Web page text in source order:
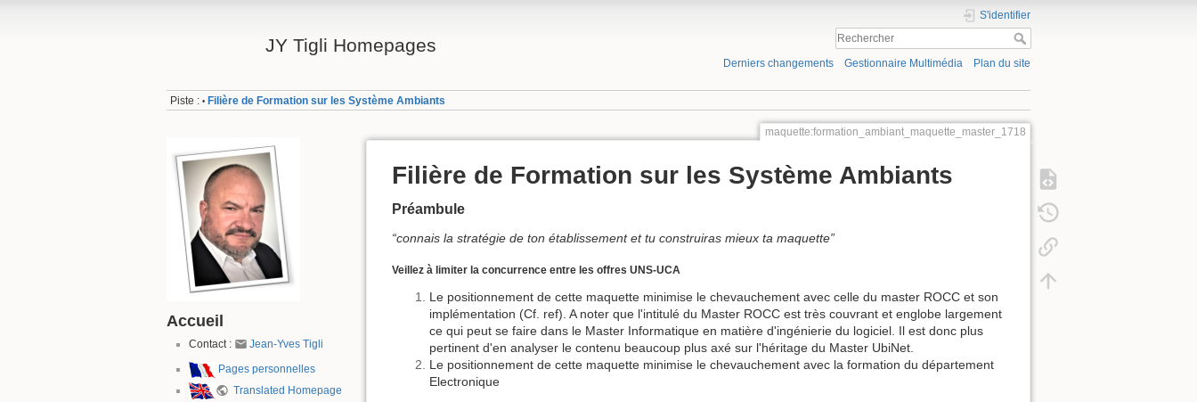
JY Tigli Homepages
S'identifier
Derniers changements Gestionnaire Multimédia Plan du site
Piste : • Filière de Formation sur les Système Ambiants
Accueil
Contact : Jean-Yves Tigli
Pages personnelles
Translated Homepage
maquette:formation_ambiant_maquette_master_1718
Filière de Formation sur les Système Ambiants
Préambule
“connais la stratégie de ton établissement et tu construiras mieux ta maquette”
Veillez à limiter la concurrence entre les offres UNS-UCA
Le positionnement de cette maquette minimise le chevauchement avec celle du master ROCC et son
implémentation (Cf. ref). A noter que l'intitulé du Master ROCC est très couvrant et englobe largement
ce qui peut se faire dans le Master Informatique en matière d'ingénierie du logiciel. Il est donc plus
pertinent d'en analyser le contenu beaucoup plus axé sur l'héritage du Master UbiNet.
Le positionnement de cette maquette minimise le chevauchement avec la formation du département
Electronique